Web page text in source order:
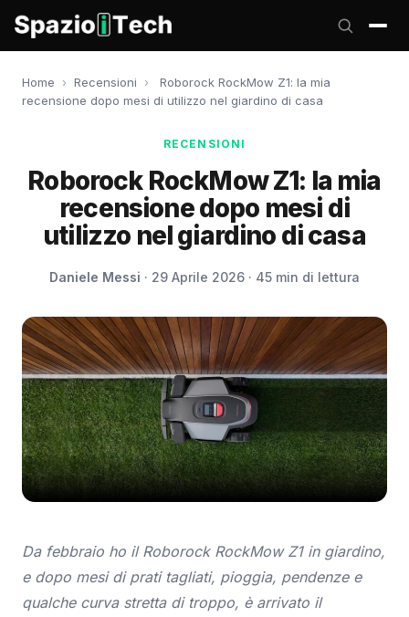
Home › Recensioni ›
Roborock RockMow Z1: la mia
recensione dopo mesi di utilizzo nel giardino di casa
RECENSIONI
Roborock RockMow Z1: la mia
recensione dopo mesi di
utilizzo nel giardino di casa
Daniele Messi · 29 Aprile 2026 · 45 min di lettura
Da febbraio ho il Roborock RockMow Z1 in giardino,
e dopo mesi di prati tagliati, pioggia, pendenze e
qualche curva stretta di troppo, è arrivato il